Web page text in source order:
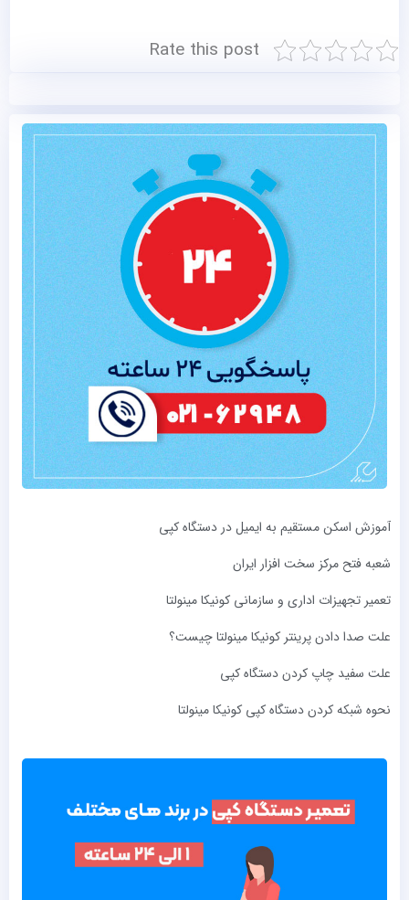
Rate this post
آموزش اسکن مستقیم به ایمیل در دستگاه کپی
شعبه فتح مرکز سخت ‌افزار ایران
تعمیر تجهیزات اداری و سازمانی کونیکا مینولتا
علت صدا دادن پرینتر کونیکا مینولتا چیست؟
علت سفید چاپ کردن دستگاه کپی
نحوه شبکه کردن دستگاه کپی کونیکا مینولتا